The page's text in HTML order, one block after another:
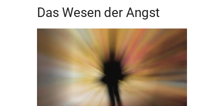
Das Wesen der Angst